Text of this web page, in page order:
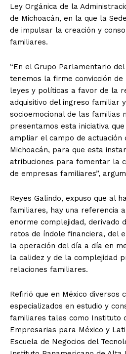
Ley Orgánica de la
de Michoacán, en la que la
de impulsar la creación y
familiares.
“En el Grupo Parlamentario
tenemos la firme convicción
leyes y políticas a favor de la
adquisitivo del ingreso familiar
socioemocional de las familias
presentamos esta iniciativa
ampliar el campo de actuación
Michoacán, para que esta
atribuciones para fomentar la
de empresas familiares”,
Reyes Galindo, expuso que al
familiares, hay una referencia
enorme complejidad, derivado
retos de índole financiera, del
la operación del día a día en
la calidez y de la complejidad
relaciones familiares.
Refirió que en México diversos
especializados en estudio y
familiares tales como Instituto
Empresarias para México y
Escuela de Negocios del